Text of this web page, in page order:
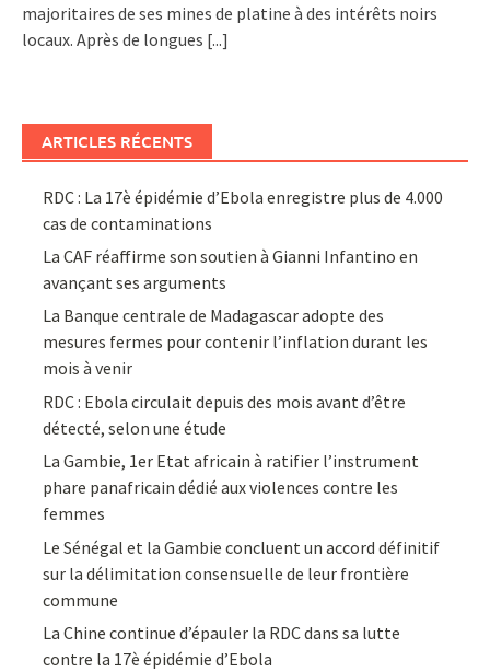
majoritaires de ses mines de platine à des intérêts noirs
locaux. Après de longues [...]
ARTICLES RÉCENTS
RDC : La 17è épidémie d’Ebola enregistre plus de 4.000
cas de contaminations
La CAF réaffirme son soutien à Gianni Infantino en
avançant ses arguments
La Banque centrale de Madagascar adopte des
mesures fermes pour contenir l’inflation durant les
mois à venir
RDC : Ebola circulait depuis des mois avant d’être
détecté, selon une étude
La Gambie, 1er Etat africain à ratifier l’instrument
phare panafricain dédié aux violences contre les
femmes
Le Sénégal et la Gambie concluent un accord définitif
sur la délimitation consensuelle de leur frontière
commune
La Chine continue d’épauler la RDC dans sa lutte
contre la 17è épidémie d’Ebola